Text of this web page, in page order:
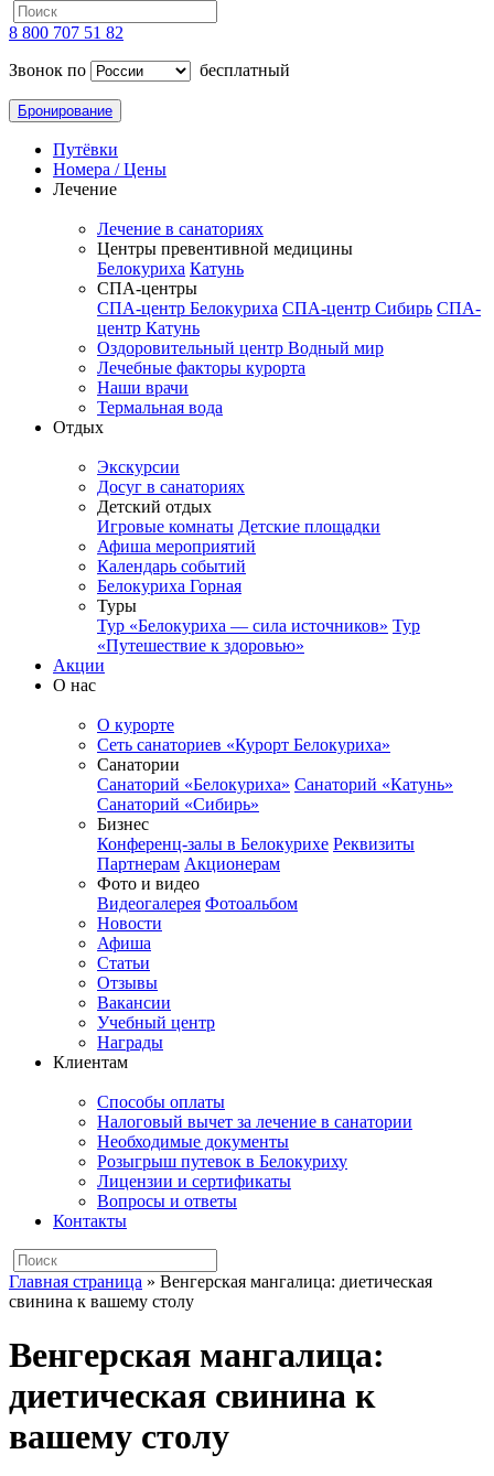
8 800 707 51 82
Звонок по
бесплатный
Бронирование
Путёвки
Номера / Цены
Лечение
Лечение в санаториях
Центры превентивной медицины
Белокуриха Катунь
СПА-центры
СПА-центр Белокуриха СПА-центр Сибирь СПА-
центр Катунь
Оздоровительный центр Водный мир
Лечебные факторы курорта
Наши врачи
Термальная вода
Отдых
Экскурсии
Досуг в санаториях
Детский отдых
Игровые комнаты Детские площадки
Афиша мероприятий
Календарь событий
Белокуриха Горная
Туры
Тур «Белокуриха — сила источников» Тур
«Путешествие к здоровью»
Акции
О нас
О курорте
Сеть санаториев «Курорт Белокуриха»
Санатории
Санаторий «Белокуриха» Санаторий «Катунь»
Санаторий «Сибирь»
Бизнес
Конференц-залы в Белокурихе Реквизиты
Партнерам Акционерам
Фото и видео
Видеогалерея Фотоальбом
Новости
Афиша
Статьи
Отзывы
Вакансии
Учебный центр
Награды
Клиентам
Способы оплаты
Налоговый вычет за лечение в санатории
Необходимые документы
Розыгрыш путевок в Белокуриху
Лицензии и сертификаты
Вопросы и ответы
Контакты
Главная страница » Венгерская мангалица: диетическая
свинина к вашему столу
Венгерская мангалица:
диетическая свинина к
вашему столу